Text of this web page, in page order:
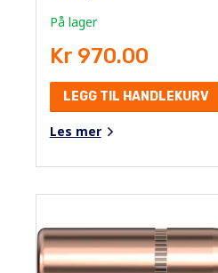
På lager
Kr 970.00
LEGG TIL HANDLEKURV
Les mer